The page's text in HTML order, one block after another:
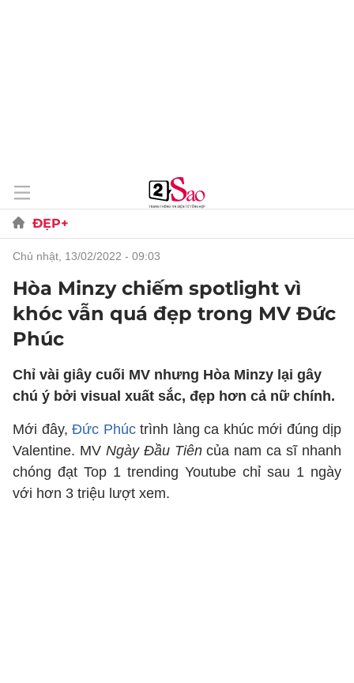
ĐẸP+
chủ nhật, 13/02/2022 - 09:03
Hòa Minzy chiếm spotlight vì
khóc vẫn quá đẹp trong MV Đức
Phúc
Chỉ vài giây cuối MV nhưng Hòa Minzy lại gây
chú ý bởi visual xuất sắc, đẹp hơn cả nữ chính.
Mới đây, Đức Phúctrình làng ca khúc mới đúng dịp
Valentine. MV Ngày Đầu Tiêncủa nam ca sĩ nhanh
chóng đạt Top 1 trending Youtube chỉ sau 1 ngày
với hơn 3 triệu lượt xem.